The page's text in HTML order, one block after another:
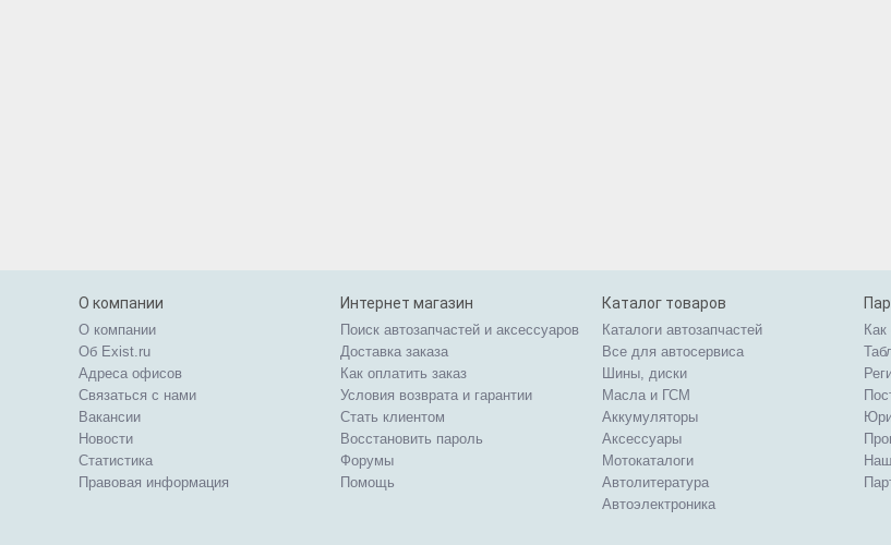
О компании
О компании
Об Exist.ru
Адреса офисов
Связаться с нами
Вакансии
Новости
Статистика
Правовая информация
Интернет магазин
Поиск автозапчастей и аксессуаров
Доставка заказа
Как оплатить заказ
Условия возврата и гарантии
Стать клиентом
Восстановить пароль
Форумы
Помощь
Каталог товаров
Каталоги автозапчастей
Все для автосервиса
Шины, диски
Масла и ГСМ
Аккумуляторы
Аксессуары
Мотокаталоги
Автолитература
Автоэлектроника